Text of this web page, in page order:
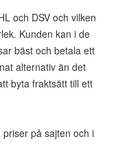
och DSV och vilken
Kunden kan i de
bäst och betala ett
alternativ än det
byta fraktsätt till ett
på sajten och i